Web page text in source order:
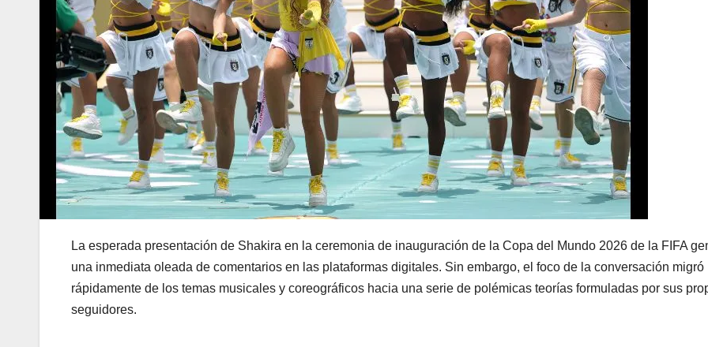
La esperada presentación de Shakira en la ceremonia de inauguración de la Copa del Mundo 2026 de la FIFA
una inmediata oleada de comentarios en las plataformas digitales. Sin embargo, el foco de la conversación migró
rápidamente de los temas musicales y coreográficos hacia una serie de polémicas teorías formuladas por sus
seguidores.